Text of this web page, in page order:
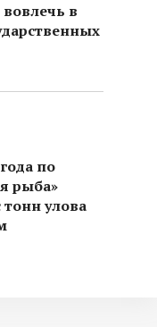
в
по
рыба»
улова